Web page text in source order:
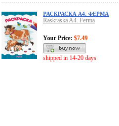
РАСКРАСКА А4. ФЕРМА
Raskraska A4. Ferma
Your Price: $7.49
shipped in 14-20 days